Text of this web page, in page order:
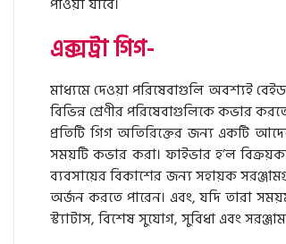
পাওয়া যাবে।
এক্সট্রা গিগ-
মাধ্যমে দেওয়া পরিষেবাগুলি অবশ্যই
বিভিন্ন শ্রেণীর পরিষেবাগুলিকে কভার
প্রতিটি গিগ অতিরিক্তের জন্য একটি
সময়টি কভার করা। ফাইভার হ’ল
ব্যবসায়ের বিকাশের জন্য সহায়ক
অর্জন করতে পারেন। এবং, যদি তারা
স্ট্যাটাস, বিশেষ সুযোগ, সুবিধা এবং